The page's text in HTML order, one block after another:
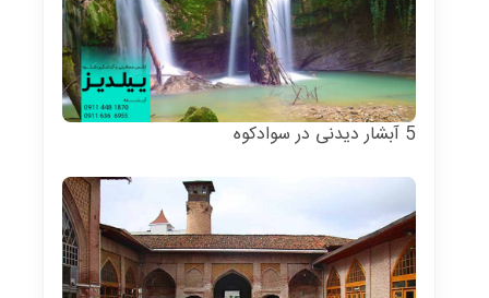
5 آبشار دیدنی در سوادکوه